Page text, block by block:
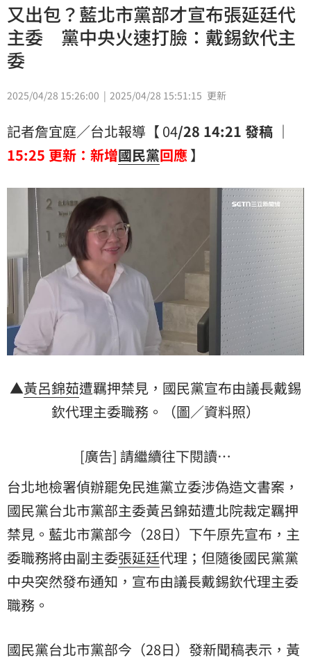
又出包？藍北市黨部才宣布張延廷代
主委 黨中央火速打臉：戴錫欽代主
委
2025/04/28 15:26:00 2025/04/28 15:51:15 更新
記者詹宜庭／台北報導【 04/28 14:21 發稿 ｜
15:25 更新：新增國民黨回應】
▲黃呂錦茹遭羈押禁見，國民黨宣布由議長戴錫
欽代理主委職務。（圖／資料照）
[廣告] 請繼續往下閱讀…
台北地檢署偵辦罷免民進黨立委涉偽造文書案，
國民黨台北市黨部主委黃呂錦茹遭北院裁定羈押
禁見。藍北市黨部今（28日）下午原先宣布，主
委職務將由副主委張延廷代理；但隨後國民黨黨
中央突然發布通知，宣布由議長戴錫欽代理主委
職務。
國民黨台北市黨部今（28日）發新聞稿表示，黃